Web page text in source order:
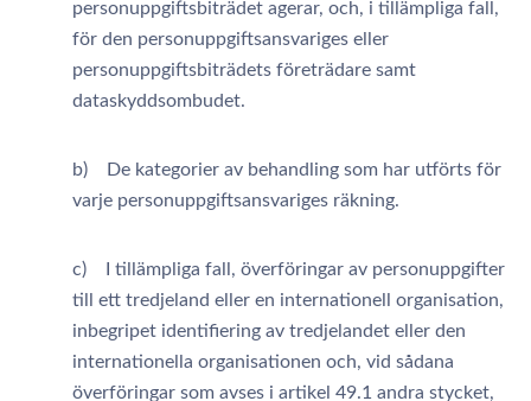
personuppgiftsbiträdet agerar, och, i tillämpliga fall,
för den personuppgiftsansvariges eller
personuppgiftsbiträdets företrädare samt
dataskyddsombudet.
b) De kategorier av behandling som har utförts för
varje personuppgiftsansvariges räkning.
c) I tillämpliga fall, överföringar av personuppgifter
till ett tredjeland eller en internationell organisation,
inbegripet identifiering av tredjelandet eller den
internationella organisationen och, vid sådana
överföringar som avses i artikel 49.1 andra stycket,